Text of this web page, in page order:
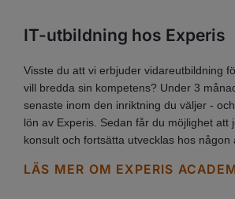
IT-utbildning hos Experis
Visste du att vi erbjuder vidareutbildning
vill bredda sin kompetens? Under 3
senaste inom den inriktning du väljer -
lön av Experis. Sedan får du möjlighet att
konsult och fortsätta utvecklas hos någon
LÄS MER OM EXPERIS